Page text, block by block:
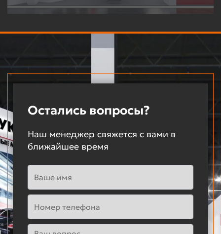
Остались вопросы?
Наш менеджер свяжется с вами в
ближайшее время